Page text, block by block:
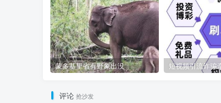
蒙多基里省有野象出没
评论 抢沙发